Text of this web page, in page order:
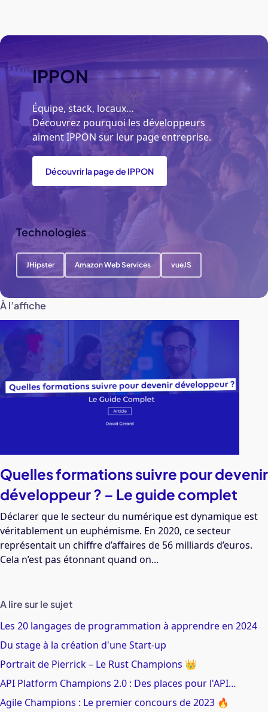
IPPON
Équipe, stack, locaux…
Découvrez pourquoi les développeurs
aiment IPPON sur leur page entreprise.
Découvrir la page de IPPON
Technologies
JHipster Amazon Web Services vueJS
À l’affiche
Quelles formations suivre pour devenir
développeur ? – Le guide complet
Déclarer que le secteur du numérique est dynamique est
véritablement un euphémisme. En 2020, ce secteur
représentait un chiffre d’affaires de 56 milliards d’euros.
Cela n’est pas étonnant quand on...
A lire sur le sujet
Les 20 langages de programmation à apprendre en 2024
Du stage à la création d'une Start-up
Portrait de Pierrick – Le Rust Champions 👑
API Platform Champions 2.0 : Des places pour l'API…
Agile Champions : Le premier concours de 2023 🔥